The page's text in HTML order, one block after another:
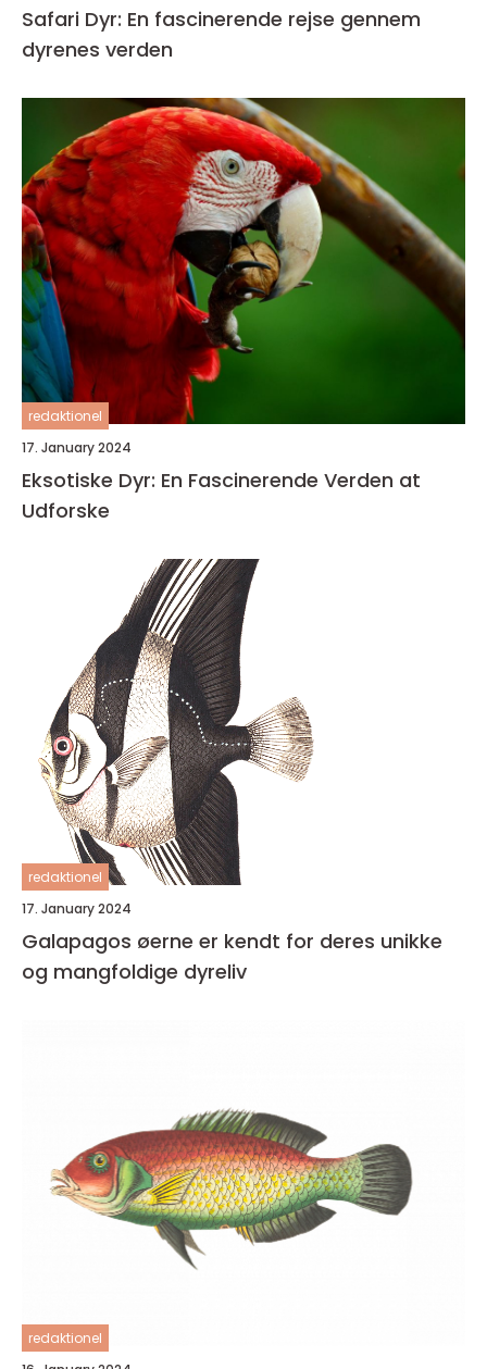
Safari Dyr: En fascinerende rejse gennem
dyrenes verden
redaktionel
17. January 2024
Eksotiske Dyr: En Fascinerende Verden at
Udforske
redaktionel
17. January 2024
Galapagos øerne er kendt for deres unikke
og mangfoldige dyreliv
redaktionel